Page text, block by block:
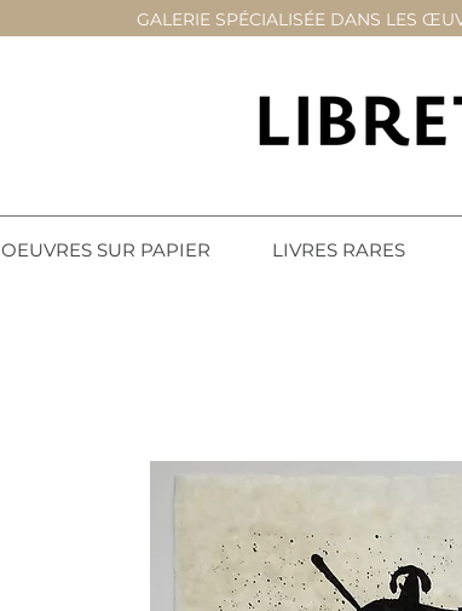
GALERIE SPÉCIALISÉE DANS LES
OEUVRES SUR PAPIER LIVRES RARES